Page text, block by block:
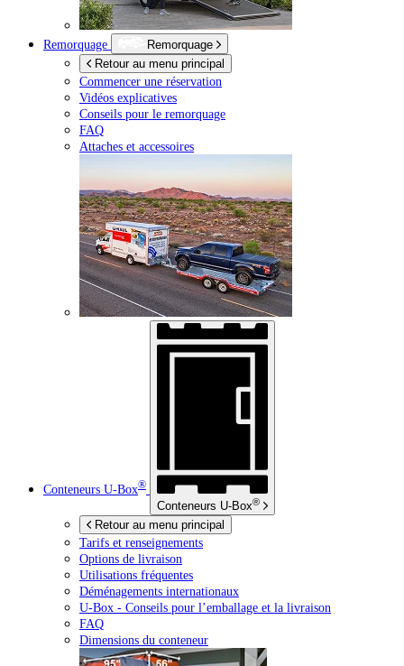
Remorquage
Remorquage
Retour au menu principal
Commencer une réservation
Vidéos explicatives
Conseils pour le remorquage
FAQ
Attaches et accessoires
Conteneurs U-Box®
Conteneurs U-Box®
Retour au menu principal
Tarifs et renseignements
Options de livraison
Utilisations fréquentes
Déménagements internationaux
U-Box - Conseils pour l’emballage et la livraison
FAQ
Dimensions du conteneur